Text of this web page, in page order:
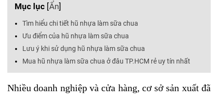
Mục lục [Ẩn]
Tìm hiểu chi tiết hũ nhựa làm sữa chua
Ưu điểm của hũ nhựa làm sữa chua
Lưu ý khi sử dụng hũ nhựa làm sữa chua
Mua hũ nhựa làm sữa chua ở đâu TP.HCM rẻ uy tín nhất
Nhiều doanh nghiệp và cửa hàng, cơ sở sản xuất đã